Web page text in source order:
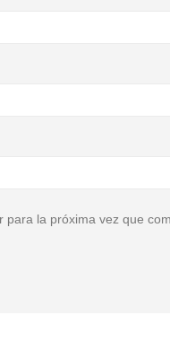
la próxima vez que